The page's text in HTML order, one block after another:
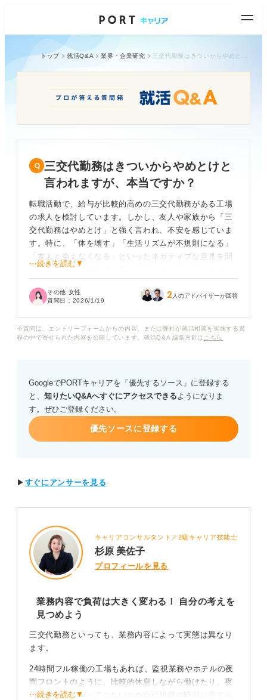
トップ 就活Q&A 業界・企業研究
三交代勤務はきついからやめとけと
言われますが、本当ですか？
転職活動で、給与が比較的高めの三交代勤務がある工場
の求人を検討しています。しかし、友人や家族から「三
交代勤務はやめとけ」と強く言われ、不安を感じていま
す。特に、「体を壊す」「生活リズムが不規則になる」
「友人と会えなくなる」といったネガティブな意見を聞
き、本当にこの働き方を選んで良いのか迷っています。
三交代勤務のきつさは理解していますが、本当に「やめ
調管理ができないと見なされ、キャリアに影響するので
クを理解したうえで働く場合の心構えや対策についてア
ドバイスをお願いします。また、転職を視野に入れる場
合、三交代勤務の経験を活かせる次の仕事についても教
えてください。
⋯続きを読む▼
その他 女性
質問日： 2026/1/19 2 人のアドバイザーが回答
※質問は、エントリーフォームからの内容、または弊社が就活相談を実施する過
程の中で寄せられた内容を公開しています。就活Q&A 編集方針は こちら
GoogleでPORTキャリアを「優先するソース」に登録する
と、 知りたいQ&Aへすぐにアクセスできるようになりま
す。ぜひご登録ください。
優先ソースに登録する
▶ すぐにアンサーを見る
キャリアコンサルタント／2級キャリア技能士
杉原 美佐子
プロフィールを見る
業務内容で負荷は大きく変わる！ 自分の考えを
見つめよう
三交代勤務といっても、業務内容によって実態は異なり
ます。
24時間フル稼働の工場もあれば、監視業務やホテルの夜
間フロントのように、比較的休息しながら働けたり、夜
間は電話もかかってこないため自己研鑽の時間に充てら
⋯続きを読む▼